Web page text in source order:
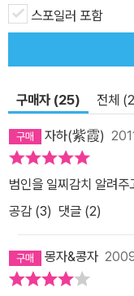
스포일러 포함
구매자 (25) 전체
자하(紫霞)
범인을 일찌감치 알려
공감 (3) 댓글 (2)
몽자&콩자